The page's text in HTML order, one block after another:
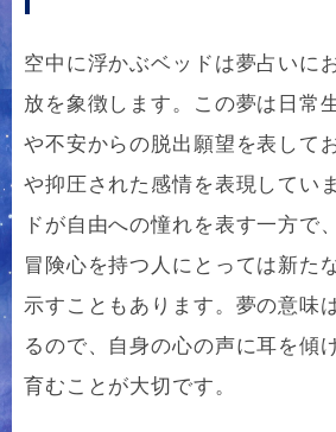
空中に浮かぶベッドは夢占いに
放を象徴します。この夢は日常
や不安からの脱出願望を表して
や抑圧された感情を表現してい
ドが自由への憧れを表す一方で
冒険心を持つ人にとっては新た
示すこともあります。夢の意味
るので、自身の心の声に耳を傾
育むことが大切です。